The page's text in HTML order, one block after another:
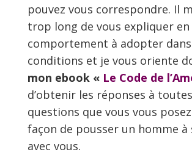
pouvez vous correspondre. Il
trop long de vous expliquer
comportement à adopter dans
conditions et je vous oriente
mon ebook « Le Code de
d’obtenir les réponses à
questions que vous vous
façon de pousser un homme à
avec vous.